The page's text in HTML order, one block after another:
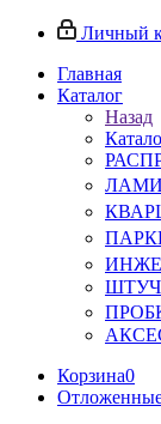
Личный
Главная
Каталог
Назад
Корзина0